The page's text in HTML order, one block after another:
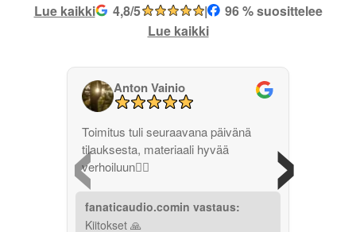
Lue kaikki 4,8/5 |
96 % suosittelee
Lue kaikki
‹
Anton Vainio
Toimitus tuli seuraavana päivänä
tilauksesta, materiaali hyvää
verhoiluun👌🏽
fanaticaudio.comin vastaus:
Kiitokset 🙏
›